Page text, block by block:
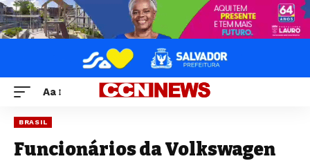
Aa
BRASIL
Funcionários da Volkswagen